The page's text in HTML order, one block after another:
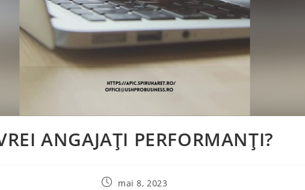
ANGAJAȚI PERFORMANȚI?
mai 8, 2023